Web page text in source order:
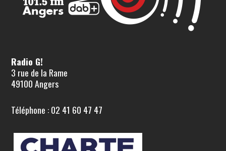
Radio G!
3 rue de la Rame
49100 Angers
Téléphone : 02 41 60 47 47